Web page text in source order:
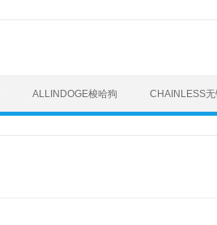
ALLINDOGE梭哈狗 CHAINLESS无